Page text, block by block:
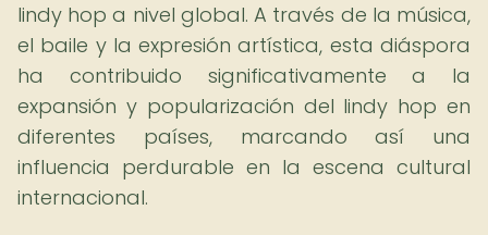
lindy hop a nivel global. A través de la música,
el baile y la expresión artística, esta diáspora
ha contribuido significativamente a la
expansión y popularización del lindy hop en
diferentes países, marcando así una
influencia perdurable en la escena cultural
internacional.